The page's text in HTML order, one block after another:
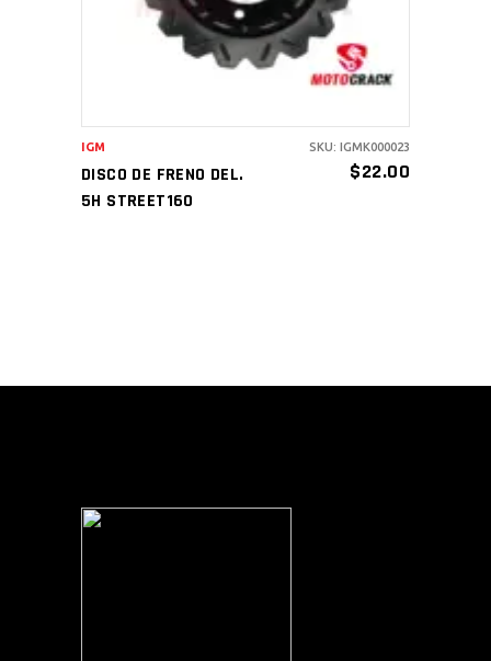
DISCO DE FRENO DEL.
5H STREET160
$22.00
IGM SKU: IGMK000023